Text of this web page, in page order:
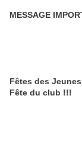
MESSAGE
Fêtes des
Fête du club !!!